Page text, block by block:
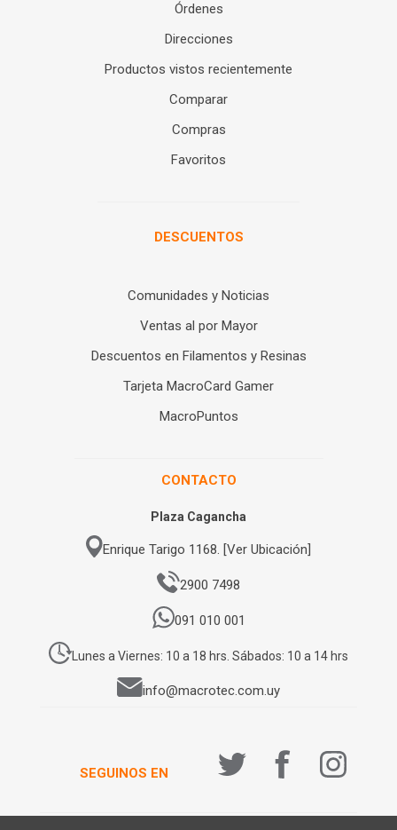
Órdenes
Direcciones
Productos vistos recientemente
Comparar
Compras
Favoritos
DESCUENTOS
Comunidades y Noticias
Ventas al por Mayor
Descuentos en Filamentos y Resinas
Tarjeta MacroCard Gamer
MacroPuntos
CONTACTO
Plaza Cagancha
Enrique Tarigo 1168. [Ver Ubicación]
2900 7498
091 010 001
Lunes a Viernes: 10 a 18 hrs. Sábados: 10 a 14 hrs
info@macrotec.com.uy
SEGUINOS EN